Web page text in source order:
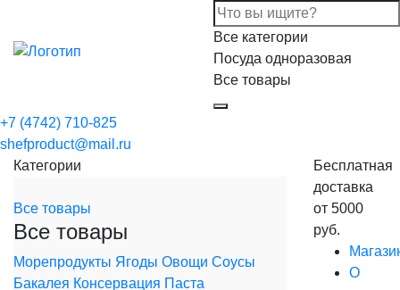
Все категории
Посуда одноразовая
Все товары
+7 (4742) 710-825
shefproduct@mail.ru
Категории
Все товары
Все товары
Морепродукты Ягоды Овощи Соусы
Бакалея Консервация Паста
Бесплатная
доставка
от 5000
руб.
О